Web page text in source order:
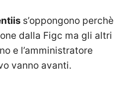
s’oppongono perchè
dalla Figc ma gli altri
e l’amministratore
vanno avanti.